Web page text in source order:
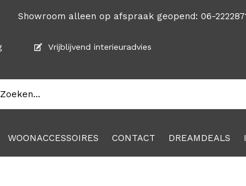
WOONACCESSOIRES CONTACT DREAMDEALS
Vrijblijvend interieuradvies
Showroom alleen op afspraak geopend: 06-